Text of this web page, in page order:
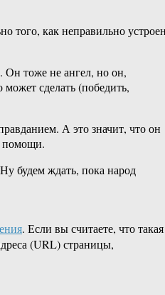
того, как неправильно
Он тоже не ангел, но он,
сделать (победить,
А это значит, что он
помощи.
будем ждать, пока народ
. Если вы считаете, что такая
(URL) страницы,